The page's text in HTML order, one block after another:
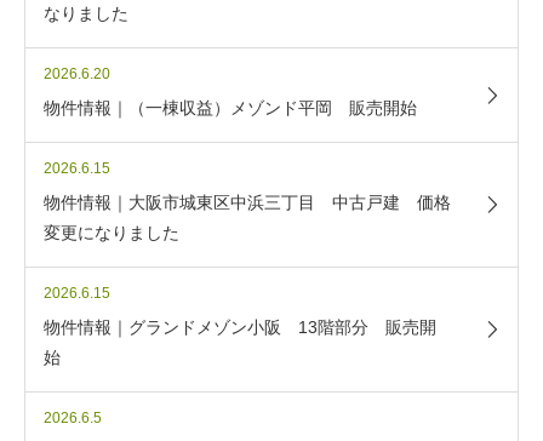
なりました
2026.6.20
物件情報｜（一棟収益）メゾンド平岡 販売開始
2026.6.15
物件情報｜大阪市城東区中浜三丁目 中古戸建 価格
変更になりました
2026.6.15
物件情報｜グランドメゾン小阪 13階部分 販売開
始
2026.6.5